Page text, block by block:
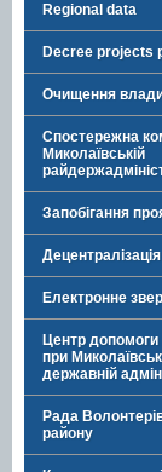
Regional data
Decree projects
Очищення
Спостережна
Миколаївській
Запобігання
Електронне
Центр
при
державній
Рада
району